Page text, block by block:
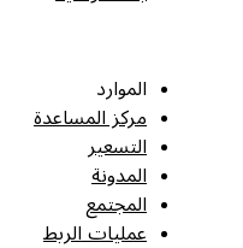
الموارد
مركز المساعدة
التسعير
المدونة
المجتمع
عمليات الربط